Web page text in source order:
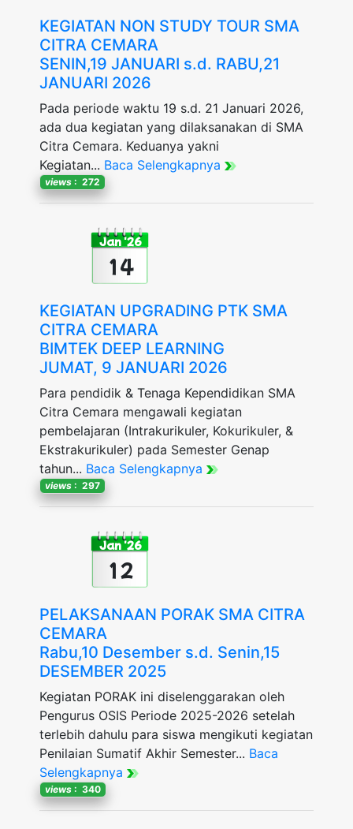
KEGIATAN NON STUDY TOUR SMA
CITRA CEMARA
SENIN,19 JANUARI s.d. RABU,21
JANUARI 2026
Pada periode waktu 19 s.d. 21 Januari 2026,
ada dua kegiatan yang dilaksanakan di SMA
Citra Cemara. Keduanya yakni
Kegiatan... Baca Selengkapnya
views : 272
Jan '26
14
KEGIATAN UPGRADING PTK SMA
CITRA CEMARA
BIMTEK DEEP LEARNING
JUMAT, 9 JANUARI 2026
Para pendidik & Tenaga Kependidikan SMA
Citra Cemara mengawali kegiatan
pembelajaran (Intrakurikuler, Kokurikuler, &
Ekstrakurikuler) pada Semester Genap
tahun... Baca Selengkapnya
views : 297
Jan '26
12
PELAKSANAAN PORAK SMA CITRA
CEMARA
Rabu,10 Desember s.d. Senin,15
DESEMBER 2025
Kegiatan PORAK ini diselenggarakan oleh
Pengurus OSIS Periode 2025-2026 setelah
terlebih dahulu para siswa mengikuti kegiatan
Penilaian Sumatif Akhir Semester... Baca
Selengkapnya
views : 340